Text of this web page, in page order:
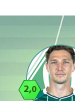
2,0